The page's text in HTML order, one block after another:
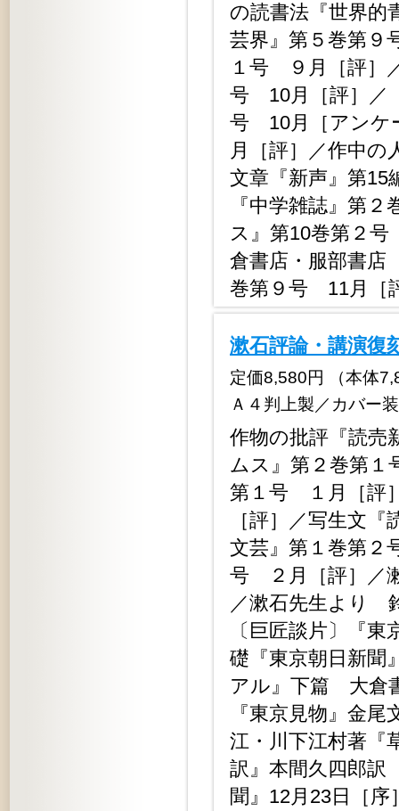
の読書法『世界的
芸界』第５巻第９
１号 ９月［評］
号 10月［評］／
号 10月［アンケ
月［評］／作中の
文章『新声』第
『中学雑誌』第
ス』第10巻第２
倉書店・服部書店
巻第９号 11月［
漱石評論・講演
定価8,580円 （本体
Ａ４判上製／カバー
作物の批評『読売
ムス』第２巻第
第１号 １月［評
［評］／写生文
文芸』第１巻第２
号 ２月［評］／
／漱石先生より
〔巨匠談片〕『
礎『東京朝日新聞
アル』下篇 大倉
『東京見物』金
江・川下江村著『
訳』本間久四郎訳
聞』12月23日［序